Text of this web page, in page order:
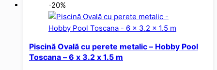
-20%
Piscină Ovală cu perete metalic – Hobby Pool
Toscana – 6 x 3.2 x 1.5 m